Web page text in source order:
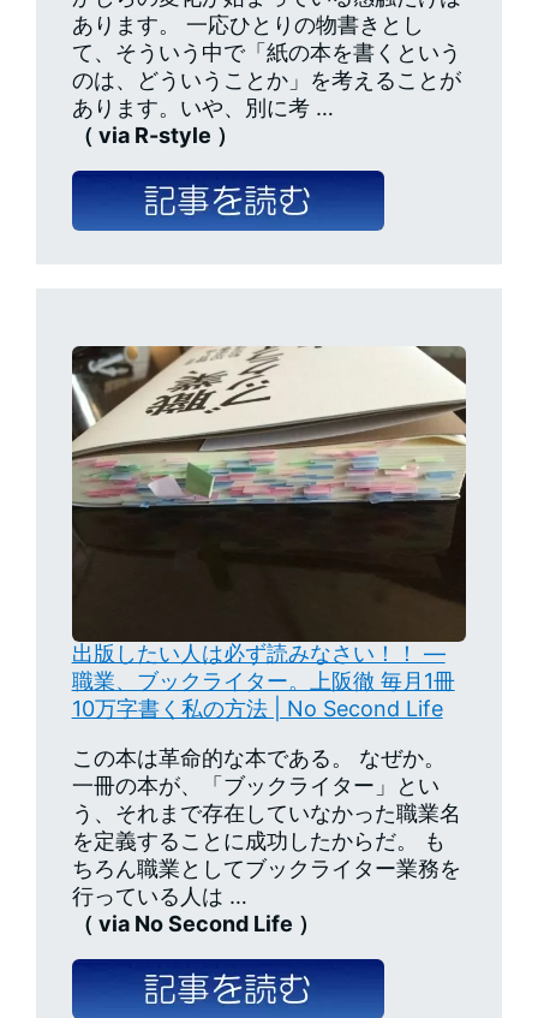
あります。 一応ひとりの物書きとし
て、そういう中で「紙の本を書くという
のは、どういうことか」を考えることが
あります。いや、別に考 …
（ via R-style ）
出版したい人は必ず読みなさい！！ —
職業、ブックライター。上阪徹 毎月1冊
10万字書く私の方法 | No Second Life
この本は革命的な本である。 なぜか。
一冊の本が、「ブックライター」とい
う、それまで存在していなかった職業名
を定義することに成功したからだ。 も
ちろん職業としてブックライター業務を
行っている人は …
（ via No Second Life ）